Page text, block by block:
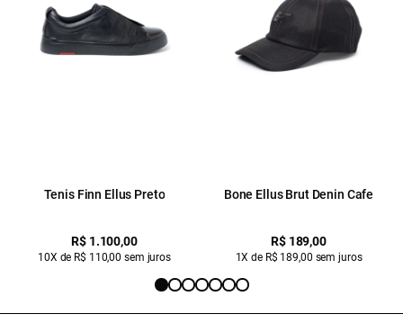
Tenis Finn Ellus Preto
R$ 1.100,00
10X de R$ 110,00 sem juros
Bone Ellus Brut Denin Cafe
R$ 189,00
1X de R$ 189,00 sem juros